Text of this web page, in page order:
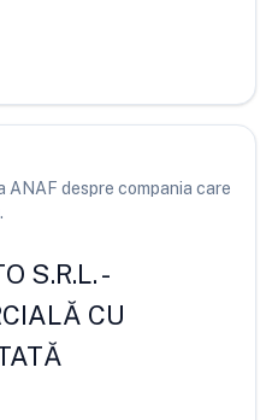
ANAF despre compania care
S.R.L.-
CU